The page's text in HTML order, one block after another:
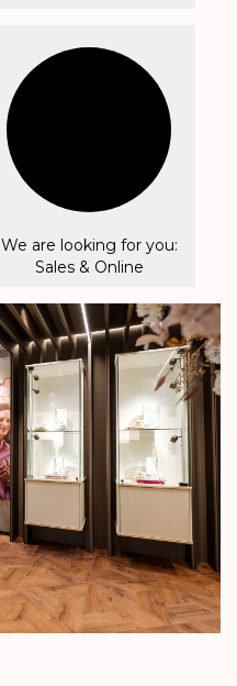
We are looking for you:
Sales & Online